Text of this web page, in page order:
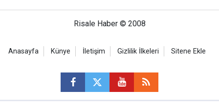
Risale Haber © 2008
Anasayfa Künye İletişim Gizlilik İlkeleri Sitene Ekle